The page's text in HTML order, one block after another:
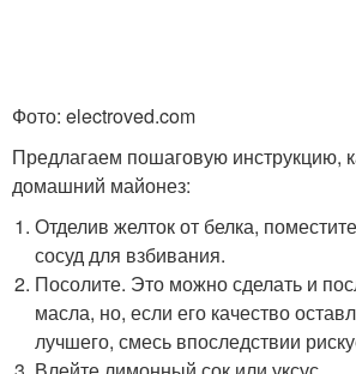
Фото: electroved.com
Предлагаем пошаговую инструкцию,
домашний майонез:
Отделив желток от белка,
сосуд для взбивания.
Посолите. Это можно сделать и
масла, но, если его качество
лучшего, смесь впоследствии